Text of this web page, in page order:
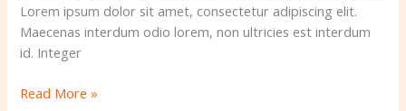
Lorem ipsum dolor sit amet, consectetur adipiscing elit.
Maecenas interdum odio lorem, non ultricies est interdum
id. Integer
Read More »